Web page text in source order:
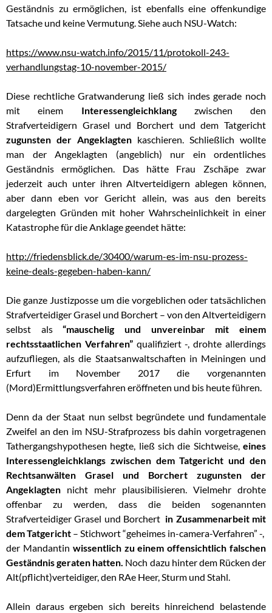
Geständnis zu ermöglichen, ist ebenfalls eine offenkundige
Tatsache und keine Vermutung. Siehe auch NSU-Watch:
https://www.nsu-watch.info/2015/11/protokoll-243-
verhandlungstag-10-november-2015/
Diese rechtliche Gratwanderung ließ sich indes gerade noch
mit einem Interessengleichklangzwischen den
Strafverteidigern Grasel und Borchert und dem Tatgericht
zugunsten der Angeklagten kaschieren. Schließlich wollte
man der Angeklagten (angeblich) nur ein ordentliches
Geständnis ermöglichen. Das hätte Frau Zschäpe zwar
jederzeit auch unter ihren Altverteidigern ablegen können,
aber dann eben vor Gericht allein, was aus den bereits
dargelegten Gründen mit hoher Wahrscheinlichkeit in einer
Katastrophe für die Anklage geendet hätte:
http://friedensblick.de/30400/warum-es-im-nsu-prozess-
keine-deals-gegeben-haben-kann/
Die ganze Justizposse um die vorgeblichen oder tatsächlichen
Strafverteidiger Grasel und Borchert – von den Altverteidigern
selbst als“mauschelig und unvereinbar mit einem
rechtsstaatlichen Verfahren”qualifiziert -, drohte allerdings
aufzufliegen, als die Staatsanwaltschaften in Meiningen und
Erfurt im November 2017 die vorgenannten
(Mord)Ermittlungsverfahren eröffneten und bis heute führen.
Denn da der Staat nun selbst begründete und fundamentale
Zweifel an den im NSU-Strafprozess bis dahin vorgetragenen
Tathergangshypothesen hegte, ließ sich die Sichtweise, eines
Interessengleichklangs zwischen dem Tatgericht und den
Rechtsanwälten Grasel und Borchert zugunsten der
Angeklagten nicht mehr plausibilisieren. Vielmehr drohte
offenbar zu werden, dass die beiden sogenannten
Strafverteidiger Grasel und Borchert in Zusammenarbeit mit
dem Tatgericht – Stichwort “geheimes in-camera-Verfahren” -,
der Mandantin wissentlich zu einem offensichtlich falschen
Geständnis geraten hatten. Noch dazu hinter dem Rücken der
Alt(pflicht)verteidiger, den RAe Heer, Sturm und Stahl.
Allein daraus ergeben sich bereits hinreichend belastende